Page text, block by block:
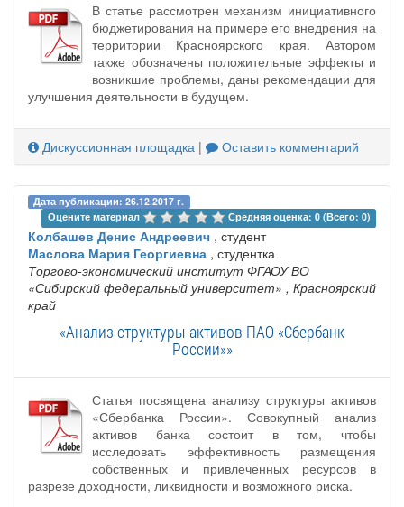
В статье рассмотрен механизм инициативного
бюджетирования на примере его внедрения на
территории Красноярского края. Автором
также обозначены положительные эффекты и
возникшие проблемы, даны рекомендации для
улучшения деятельности в будущем.
Дискуссионная площадка | Оставить комментарий
Дата публикации: 26.12.2017 г.
Оцените материал
Средняя оценка: 0 (Всего: 0)
Колбашев Денис Андреевич , студент
Маслова Мария Георгиевна , студентка
Торгово-экономический институт ФГАОУ ВО
«Сибирский федеральный университет» , Красноярский
край
«Анализ структуры активов ПАО «Сбербанк
России»»
Статья посвящена анализу структуры активов
«Сбербанка России». Совокупный анализ
активов банка состоит в том, чтобы
исследовать эффективность размещения
собственных и привлеченных ресурсов в
разрезе доходности, ликвидности и возможного риска.